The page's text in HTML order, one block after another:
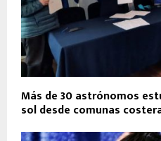
Más de 30 astrónomos
sol desde comunas